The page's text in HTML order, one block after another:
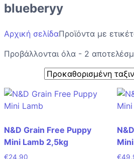
blueberyy
Αρχική σελίδαΠροϊόντα με
Προβάλλονται όλα - 2
N&D Grain Free Puppy
Mini Lamb 2,5kg
€24,90 €